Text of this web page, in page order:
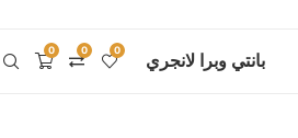
بانتي وبرا لانجري 0 0 0